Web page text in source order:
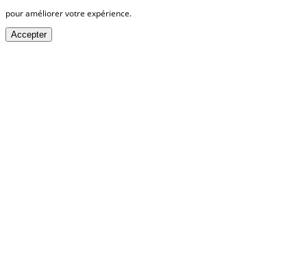
pour améliorer votre expérience.
Accepter